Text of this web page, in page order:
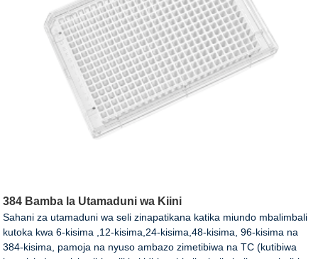
384 Bamba la Utamaduni wa Kiini
Sahani za utamaduni wa seli zinapatikana katika miundo mbalimbali
kutoka kwa 6-kisima ,12-kisima,24-kisima,48-kisima, 96-kisima na
384-kisima, pamoja na nyuso ambazo zimetibiwa na TC (kutibiwa